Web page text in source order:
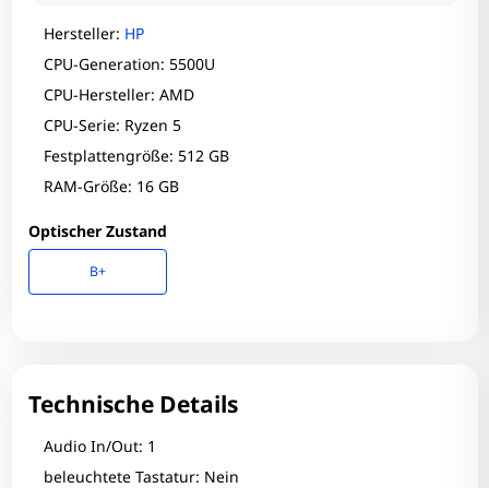
Hersteller: HP
CPU-Generation: 5500U
CPU-Hersteller: AMD
CPU-Serie: Ryzen 5
Festplattengröße: 512 GB
RAM-Größe: 16 GB
Optischer Zustand
B+
Technische Details
Audio In/Out: 1
beleuchtete Tastatur: Nein